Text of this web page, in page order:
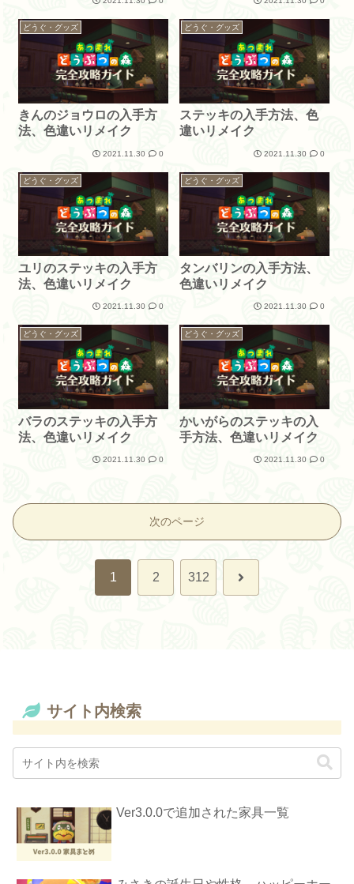
どうぐ・グッズ
きんのジョウロの入手方
法、色違いリメイク
2021.11.30 0
どうぐ・グッズ
ステッキの入手方法、色
違いリメイク
2021.11.30 0
どうぐ・グッズ
ユリのステッキの入手方
法、色違いリメイク
2021.11.30 0
どうぐ・グッズ
タンバリンの入手方法、
色違いリメイク
2021.11.30 0
どうぐ・グッズ
バラのステッキの入手方
法、色違いリメイク
2021.11.30 0
どうぐ・グッズ
かいがらのステッキの入
手方法、色違いリメイク
2021.11.30 0
次のページ
1 2 312 次
サイト内検索
Ver3.0.0で追加された家具一覧